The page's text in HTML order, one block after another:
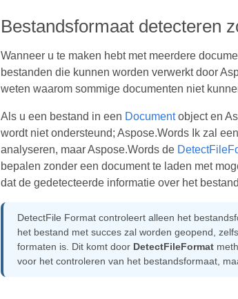
Bestandsformaat detecteren
Wanneer u te maken hebt met meerdere
bestanden die kunnen worden verwerkt door
weten waarom sommige documenten niet
Als u een bestand in een Documentobject en
wordt niet ondersteund; Aspose.Words Ik zal
analyseren, maar Aspose.Words de
bepalen zonder een document te laden met
dat de gedetecteerde informatie over het
DetectFile Format controleert alleen het
het bestand met succes zal worden geopend,
formaten is. Dit komt door DetectFileFormat
voor het controleren van het bestandsformaat,